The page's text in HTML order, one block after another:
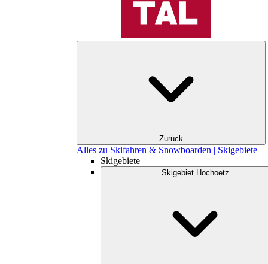
Zurück
Alles zu Skifahren & Snowboarden | Skigebiete
Skigebiete
Skigebiet Hochoetz